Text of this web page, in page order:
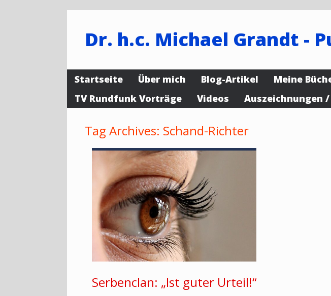
Dr. h.c. Michael Grandt -
Startseite Über mich Blog-Artikel Meine
TV Rundfunk Vorträge
Videos Auszeichnungen
Tag Archives: Schand-Richter
Serbenclan: „Ist guter Urteil!“